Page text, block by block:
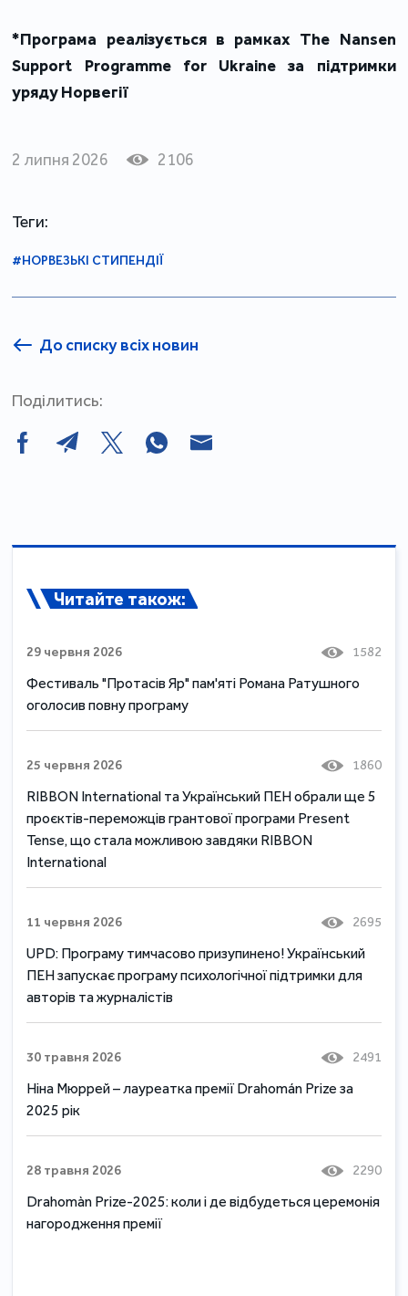
*Програма реалізується в рамках The Nansen
Support Programme for Ukraine за підтримки
уряду Норвегії
2 липня 2026 2106
Теги:
#НОРВЕЗЬКІ СТИПЕНДІЇ
До списку всіх новин
Поділитись:
Читайте також:
29 червня 2026 1582
Фестиваль "Протасів Яр" пам'яті Романа Ратушного
оголосив повну програму
25 червня 2026 1860
RIBBON International та Український ПЕН обрали ще 5
проєктів-переможців грантової програми Present
Tense, що стала можливою завдяки RIBBON
International
11 червня 2026 2695
UPD: Програму тимчасово призупинено! Український
ПЕН запускає програму психологічної підтримки для
авторів та журналістів
30 травня 2026 2491
Ніна Мюррей – лауреатка премії Drahomán Prize за
2025 рік
28 травня 2026 2290
Drahomàn Prize-2025: коли і де відбудеться церемонія
нагородження премії